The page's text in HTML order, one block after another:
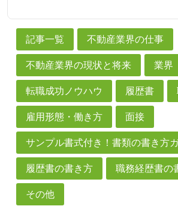
記事一覧 不動産業界の仕事
不動産業界の現状と将来 業界
転職成功ノウハウ 履歴書
雇用形態・働き方 面接
サンプル書式付き！書類の書き方
履歴書の書き方 職務経歴書の
その他